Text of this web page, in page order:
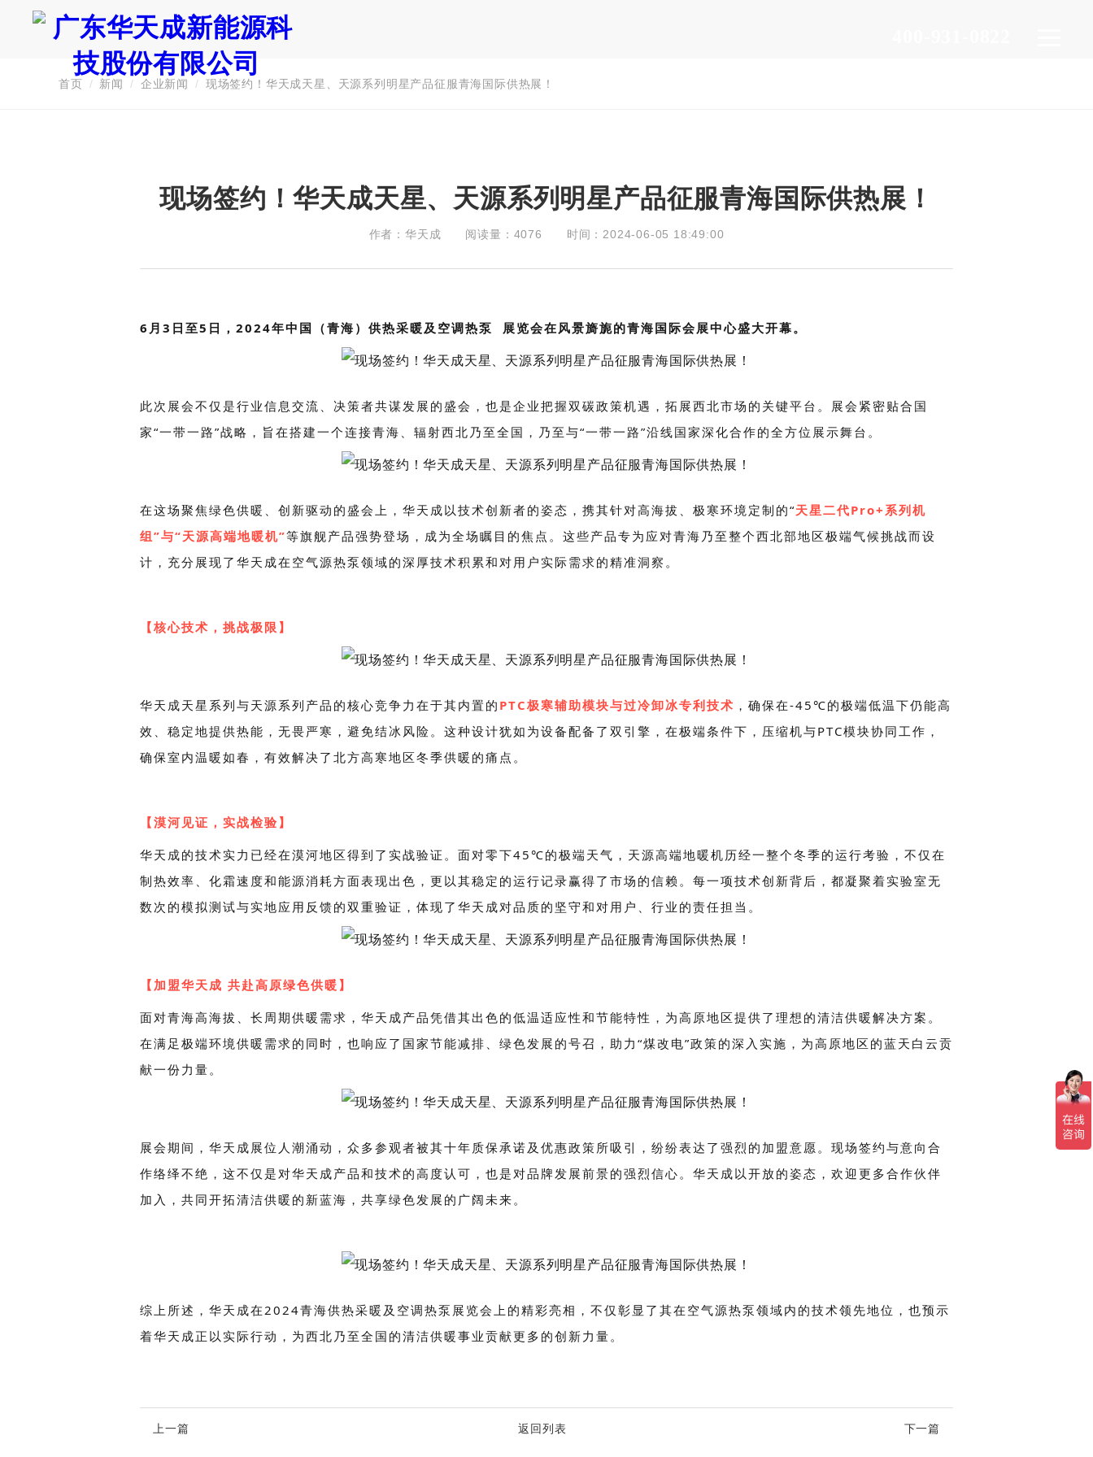
首页 / 新闻 / 企业新闻 / 现场签约！华天成天星、天源系列明星产品征服青海国际供热展！
现场签约！华天成天星、天源系列明星产品征服青海国际供热展！
作者：华天成 阅读量：4076 时间：2024-06-05 18:49:00
6月3日至5日，2024年中国（青海）供热采暖及 空调热泵 展览会在风景旖旎的青海国际会展中心盛大开幕。
此次展会不仅是行业信息交流、决策者共谋发展的盛会，也是企业把握双碳政策机遇，拓展西北市场的关键平台。展会紧密贴合国
家“一带一路”战略，旨在搭建一个连接青海、辐射西北乃至全国，乃至与“一带一路”沿线国家深化合作的全方位展示舞台。
在这场聚焦绿色供暖、创新驱动的盛会上，华天成以技术创新者的姿态，携其针对高海拔、极寒环境定制的“天星二代Pro+系列机
组”与“天源高端地暖机”等旗舰产品强势登场，成为全场瞩目的焦点。这些产品专为应对青海乃至整个西北部地区极端气候挑战而设
计，充分展现了华天成在空气源热泵领域的深厚技术积累和对用户实际需求的精准洞察。
【核心技术，挑战极限】
华天成天星系列与天源系列产品的核心竞争力在于其内置的 PTC极寒辅助模块与过冷卸冰专利技术 ，确保在-45℃的极端低温下仍能高
效、稳定地提供热能，无畏严寒，避免结冰风险。这种设计犹如为设备配备了双引擎，在极端条件下，压缩机与PTC模块协同工作，
确保室内温暖如春，有效解决了北方高寒地区冬季供暖的痛点。
【漠河见证，实战检验】
华天成的技术实力已经在漠河地区得到了实战验证。面对零下45℃的极端天气，天源高端地暖机历经一整个冬季的运行考验，不仅在
制热效率、化霜速度和能源消耗方面表现出色，更以其稳定的运行记录赢得了市场的信赖。每一项技术创新背后，都凝聚着实验室无
数次的模拟测试与实地应用反馈的双重验证，体现了华天成对品质的坚守和对用户、行业的责任担当。
【 加盟华天成 共赴高原绿色供暖】
面对青海高海拔、长周期供暖需求，华天成产品凭借其出色的低温适应性和节能特性，为高原地区提供了理想的清洁供暖解决方案。
在满足极端环境供暖需求的同时，也响应了国家节能减排、绿色发展的号召，助力“煤改电”政策的深入实施，为高原地区的蓝天白云贡
献一份力量。
展会期间，华天成展位人潮涌动，众多参观者被其十年质保承诺及优惠政策所吸引，纷纷表达了强烈的加盟意愿。现场签约与意向合
作络绎不绝，这不仅是对华天成产品和技术的高度认可，也是对品牌发展前景的强烈信心。华天成以开放的姿态，欢迎更多合作伙伴
加入，共同开拓清洁供暖的新蓝海，共享绿色发展的广阔未来。
综上所述，华天成在2024青海供热采暖及空调热泵展览会上的精彩亮相，不仅彰显了其在空气源热泵领域内的技术领先地位，也预示
着华天成正以实际行动，为西北乃至全国的清洁供暖事业贡献更多的创新力量。
上一篇 返回列表 下一篇